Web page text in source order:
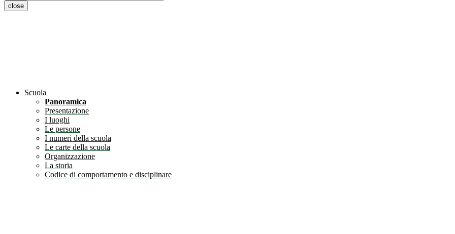
close
Scuola
Panoramica
Presentazione
I luoghi
Le persone
I numeri della scuola
Le carte della scuola
Organizzazione
La storia
Codice di comportamento e disciplinare